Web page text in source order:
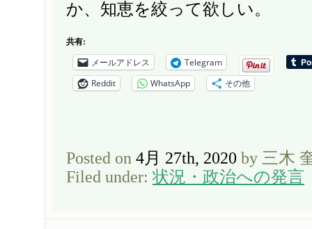
か、知恵を絞って欲しい。
共有:
メールアドレス
Telegram
Reddit
WhatsApp その他
Posted on 4月 27th, 2020 by 三木
Filed under:状況・政治への発言